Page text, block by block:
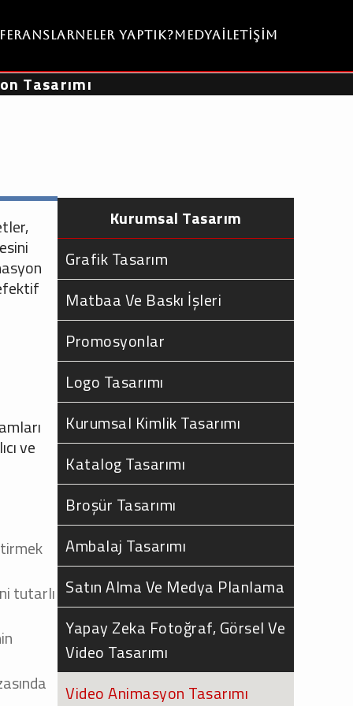
Neler Yaptık?Medyaİletişim
Tasarımı
ve
tutarlı
Kurumsal Tasarım
Grafik Tasarım
Matbaa Ve Baskı İşleri
Promosyonlar
Logo Tasarımı
Kurumsal Kimlik Tasarımı
Katalog Tasarımı
Broşür Tasarımı
Ambalaj Tasarımı
Satın Alma Ve Medya Planlama
Yapay Zeka Fotoğraf, Görsel Ve
Video Tasarımı
Video Animasyon Tasarımı